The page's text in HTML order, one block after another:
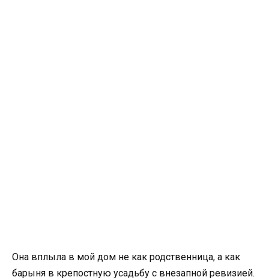
Она вплыла в мой дом не как родственница, а как
барыня в крепостную усадьбу с внезапной ревизией.